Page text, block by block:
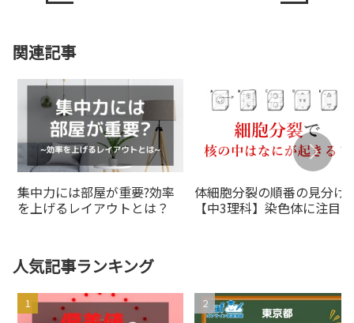
関連記事
集中力には部屋が重要?効率
を上げるレイアウトとは？
体細胞分裂の順番の見分け
【中3理科】染色体に注目す
人気記事ランキング